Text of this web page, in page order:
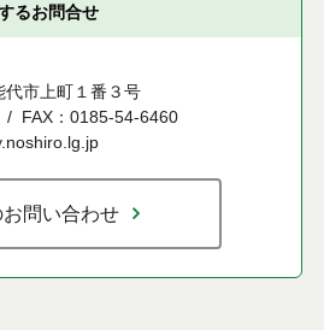
るお問合せ
代市上町１番３号
FAX：0185-54-6460
お問い合わせ